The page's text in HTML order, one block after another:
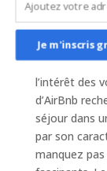
rentabilité sur
géodésique
décision
conception
l’intérêt des
d’AirBnb
séjour dans
par son
manquez
Je m'inscris